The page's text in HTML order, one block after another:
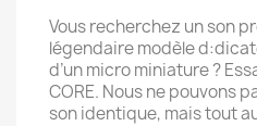
Vous recherchez un son
légendaire modèle
d’un micro miniature ?
CORE. Nous ne pouvons
son identique, mais tout